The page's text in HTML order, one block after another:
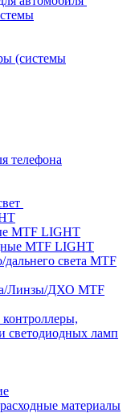
(системы
телефона
MTF LIGHT
MTF LIGHT
света MTF
Линзы/ДХО MTF
светодиодных ламп
материалы